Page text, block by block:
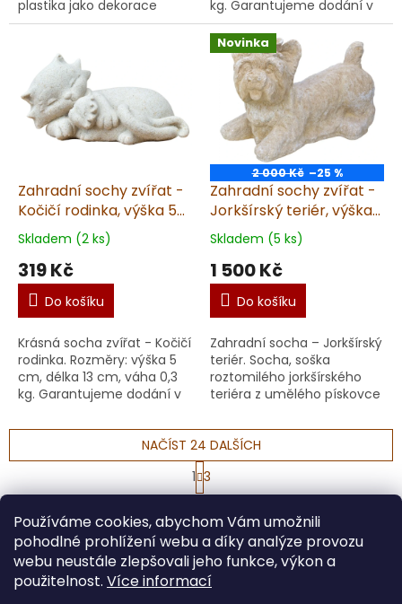
Používáme cookies, abychom Vám umožnili
pohodlné prohlížení webu a díky analýze provozu
webu neustále zlepšovali jeho funkce, výkon a
použitelnost. Více informací
plastika jako dekorace
nejen na zahradu.
kvalitního umělého
pískovce. Uni...
kg. Garantujeme dodání v
nepoškozeném stavu.
Materiál: umělý
pískovec. Doporučujeme
Zahradní sochy zvířat -
Kočičí rodinka, výška 5
cm, 0,3 kg, pískovec
Skladem (2 ks)
319 Kč
Do košíku
Krásná socha zvířat - Kočičí
rodinka. Rozměry: výška 5
cm, délka 13 cm, váha 0,3
kg. Garantujeme dodání v
Materiál: umělý
pískovec. Doporučujeme ...
Novinka
2 000 Kč –25 %
Zahradní sochy zvířat -
Jorkšírský teriér, výška
25 cm, 10 kg, pískovec
Skladem (5 ks)
1 500 Kč
Do košíku
Zahradní socha – Jorkšírský
teriér. Socha, soška
roztomilého jorkšírského
teriéra z umělého pískovce
každou zahradu nebo
vchod do domu. Socha...
O
l
á
d
a
NAČÍST 24 DALŠÍCH
S
t
r
á
n
k
o
v
á
1 3
NAHORU